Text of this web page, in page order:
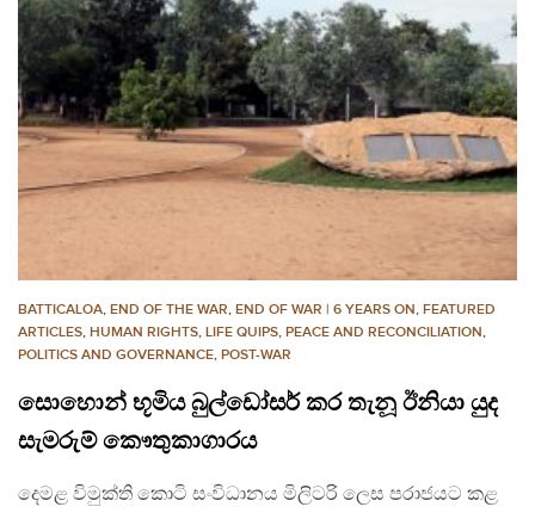
BATTICALOA, END OF THE WAR, END OF WAR | 6 YEARS ON, FEATURED
ARTICLES, HUMAN RIGHTS, LIFE QUIPS, PEACE AND RECONCILIATION,
POLITICS AND GOVERNANCE, POST-WAR
සොහොන් භූමිය බුල්ඩෝසර් කර තැනූ ඊනියා යුද
සැමරුම් කෞතුකාගාරය
දෙමළ විමුක්ති කොටි සංවිධානය මිලිටරි ලෙස පරාජයට කළ